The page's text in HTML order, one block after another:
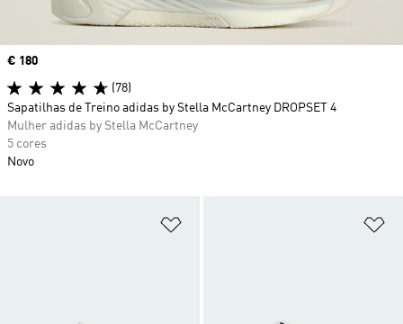
Price
€ 180
(78)
Sapatilhas de Treino adidas by Stella McCartney DROPSET 4
Mulher adidas by Stella McCartney
5 cores
Novo